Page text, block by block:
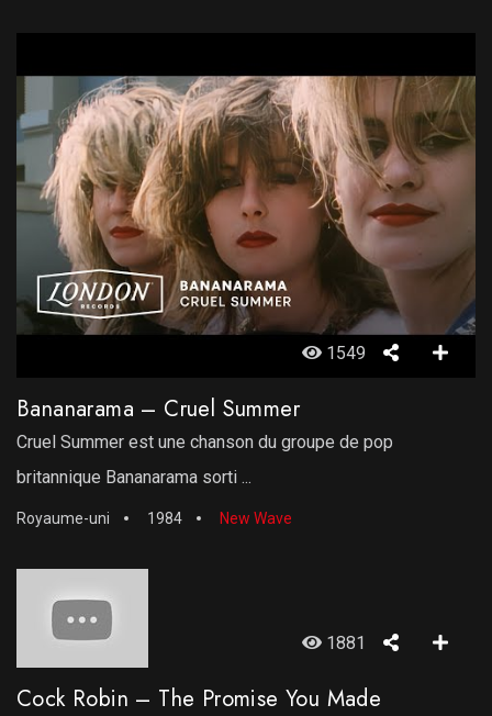
1549
Bananarama – Cruel Summer
Cruel Summer est une chanson du groupe de pop
britannique Bananarama sorti ...
Royaume-uni 1984 New Wave
1881
Cock Robin – The Promise You Made